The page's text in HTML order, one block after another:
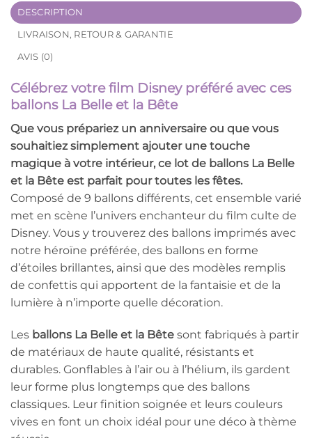
DESCRIPTION
LIVRAISON, RETOUR & GARANTIE
AVIS (0)
Célébrez votre film Disney préféré avec ces
ballons La Belle et la Bête
Que vous prépariez un anniversaire ou que vous
souhaitiez simplement ajouter une touche
magique à votre intérieur, ce lot de ballons La Belle
et la Bête est parfait pour toutes les fêtes.
Composé de 9 ballons différents, cet ensemble varié
met en scène l’univers enchanteur du film culte de
Disney. Vous y trouverez des ballons imprimés avec
notre héroïne préférée, des ballons en forme
d’étoiles brillantes, ainsi que des modèles remplis
de confettis qui apportent de la fantaisie et de la
lumière à n’importe quelle décoration.
Les ballons La Belle et la Bête sont fabriqués à partir
de matériaux de haute qualité, résistants et
durables. Gonflables à l’air ou à l’hélium, ils gardent
leur forme plus longtemps que des ballons
classiques. Leur finition soignée et leurs couleurs
vives en font un choix idéal pour une déco à thème